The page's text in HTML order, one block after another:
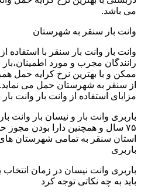
می باشد.
وانت بار سنقر به شهرستان
وانت بار وانت بار سنقر با استفاده
رانندگان مجرب و مورد
ممکن و با بهترین نرخ کرایه حمل
از سنقر به شهرستان حمل می نماید.
مزایای استفاده از وانت بار وانت
باربری وانت بار و نیسان بار وانت
۷۵ سال و همچنین دارا بودن مجوز
استان سنقر به تمامی شهرستان
باربری
باربری وانت نیسان در زمان انتخاب
باید به چه نکاتی توجه کرد